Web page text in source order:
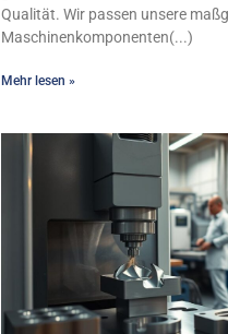
Qualität. Wir passen unsere
Maschinenkomponenten(...)
Mehr lesen »